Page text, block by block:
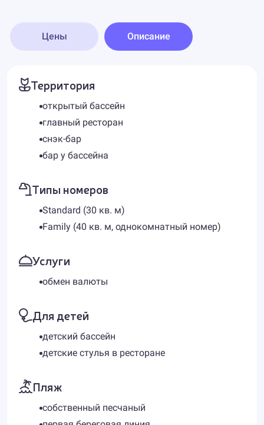
Цены Описание
Территория
открытый бассейн
главный ресторан
снэк-бар
бар у бассейна
Типы номеров
Standard (30 кв. м)
Family (40 кв. м, однокомнатный номер)
Услуги
обмен валюты
Для детей
детский бассейн
детские стулья в ресторане
Пляж
собственный песчаный